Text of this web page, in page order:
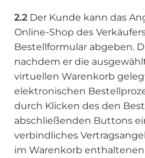
2.2 Der Kunde kann das
Online-Shop des
Bestellformular abgeben.
nachdem er die
virtuellen Warenkorb
elektronischen
durch Klicken des den
abschließenden Buttons
verbindliches
im Warenkorb enthaltenen